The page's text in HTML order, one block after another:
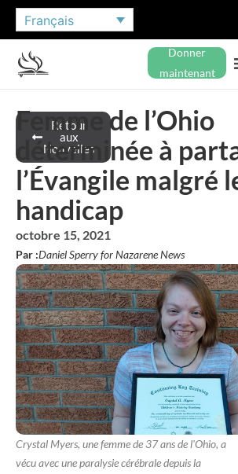
Français
Donner
maintenant
Retour
aux
Nouvelles
Femme de l’Ohio
déterminée à
l’Évangile malgré
handicap
octobre 15, 2021
Par :Daniel Sperry for Nazarene News
Crystal Myers, une femme de 37 ans de l'Ohio, a
vécu avec une paralysie cérébrale depuis la